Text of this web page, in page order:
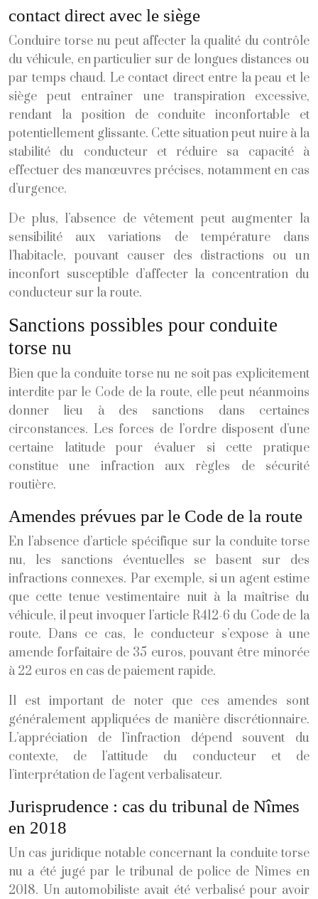
contact direct avec le siège
Conduire torse nu peut affecter la qualité du contrôle
du véhicule, en particulier sur de longues distances ou
par temps chaud. Le contact direct entre la peau et le
siège peut entraîner une transpiration excessive,
rendant la position de conduite inconfortable et
potentiellement glissante. Cette situation peut nuire à la
stabilité du conducteur et réduire sa capacité à
effectuer des manœuvres précises, notamment en cas
d’urgence.
De plus, l’absence de vêtement peut augmenter la
sensibilité aux variations de température dans
l’habitacle, pouvant causer des distractions ou un
inconfort susceptible d’affecter la concentration du
conducteur sur la route.
Sanctions possibles pour conduite
torse nu
Bien que la conduite torse nu ne soit pas explicitement
interdite par le Code de la route, elle peut néanmoins
donner lieu à des sanctions dans certaines
circonstances. Les forces de l’ordre disposent d’une
certaine latitude pour évaluer si cette pratique
constitue une infraction aux règles de sécurité
routière.
Amendes prévues par le Code de la route
En l’absence d’article spécifique sur la conduite torse
nu, les sanctions éventuelles se basent sur des
infractions connexes. Par exemple, si un agent estime
que cette tenue vestimentaire nuit à la maîtrise du
véhicule, il peut invoquer l’article R412-6 du Code de la
route. Dans ce cas, le conducteur s’expose à une
amende forfaitaire de 35 euros, pouvant être minorée
à 22 euros en cas de paiement rapide.
Il est important de noter que ces amendes sont
généralement appliquées de manière discrétionnaire.
L’appréciation de l’infraction dépend souvent du
contexte, de l’attitude du conducteur et de
l’interprétation de l’agent verbalisateur.
Jurisprudence : cas du tribunal de Nîmes
en 2018
Un cas juridique notable concernant la conduite torse
nu a été jugé par le tribunal de police de Nîmes en
2018. Un automobiliste avait été verbalisé pour avoir